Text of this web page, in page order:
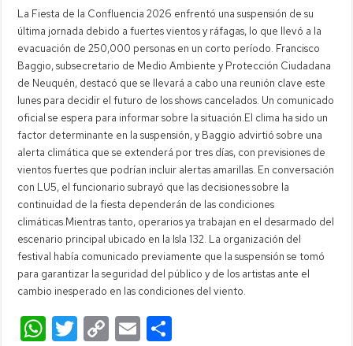
La Fiesta de la Confluencia 2026 enfrentó una suspensión de su
última jornada debido a fuertes vientos y ráfagas, lo que llevó a la
evacuación de 250,000 personas en un corto período. Francisco
Baggio, subsecretario de Medio Ambiente y Protección Ciudadana
de Neuquén, destacó que se llevará a cabo una reunión clave este
lunes para decidir el futuro de los shows cancelados. Un comunicado
oficial se espera para informar sobre la situación.El clima ha sido un
factor determinante en la suspensión, y Baggio advirtió sobre una
alerta climática que se extenderá por tres días, con previsiones de
vientos fuertes que podrían incluir alertas amarillas. En conversación
con LU5, el funcionario subrayó que las decisiones sobre la
continuidad de la fiesta dependerán de las condiciones
climáticas.Mientras tanto, operarios ya trabajan en el desarmado del
escenario principal ubicado en la Isla 132. La organización del
festival había comunicado previamente que la suspensión se tomó
para garantizar la seguridad del público y de los artistas ante el
cambio inesperado en las condiciones del viento.
W T C E